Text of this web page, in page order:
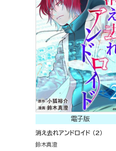
電子版
消え去れアンドロイド （2）
鈴木真澄